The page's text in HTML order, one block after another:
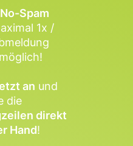
Spam
1x /
an und
die
direkt
Hand!